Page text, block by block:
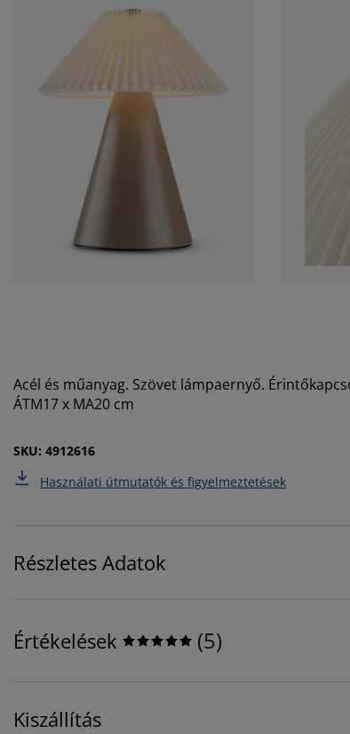
Acél és műanyag. Szövet lámpaernyő.
ÁTM17 x MA20 cm
SKU: 4912616
Használati útmutatók és figyelmeztetések
Részletes Adatok
Értékelések (5)
Kiszállítás